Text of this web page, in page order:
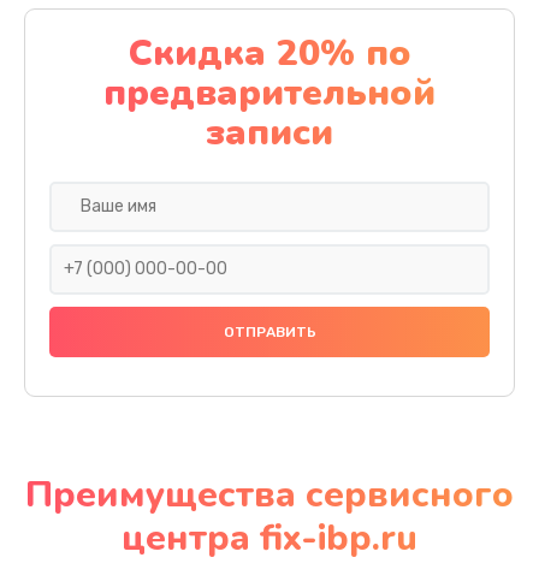
Скидка 20% по
предварительной
записи
Преимущества сервисного
центра fix-ibp.ru